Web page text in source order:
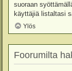
suoraan
käyttäjiä listaltasi
Ylös
Foorumilta